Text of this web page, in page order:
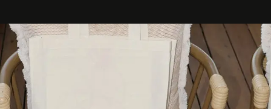
buluşturarak markanın Cavo Tagoo’daki varlığını
sürükleyici ve mevsime özel bir deneyime dönüştürüyor.